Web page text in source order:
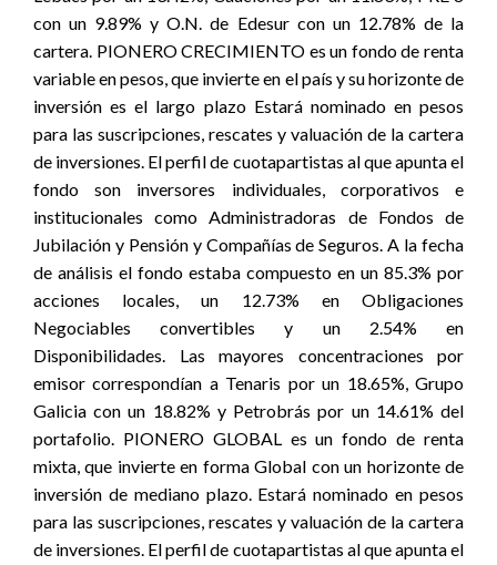
con un 9.89% y O.N. de Edesur con un 12.78% de la
cartera. PIONERO CRECIMIENTO es un fondo de renta
variable en pesos, que invierte en el país y su horizonte de
inversión es el largo plazo Estará nominado en pesos
para las suscripciones, rescates y valuación de la cartera
de inversiones. El perfil de cuotapartistas al que apunta el
fondo son inversores individuales, corporativos e
institucionales como Administradoras de Fondos de
Jubilación y Pensión y Compañías de Seguros. A la fecha
de análisis el fondo estaba compuesto en un 85.3% por
acciones locales, un 12.73% en Obligaciones
Negociables convertibles y un 2.54% en
Disponibilidades. Las mayores concentraciones por
emisor correspondían a Tenaris por un 18.65%, Grupo
Galicia con un 18.82% y Petrobrás por un 14.61% del
portafolio. PIONERO GLOBAL es un fondo de renta
mixta, que invierte en forma Global con un horizonte de
inversión de mediano plazo. Estará nominado en pesos
para las suscripciones, rescates y valuación de la cartera
de inversiones. El perfil de cuotapartistas al que apunta el